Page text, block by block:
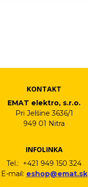
KONTAKT
EMAT elektro, s.r.o.
Pri Jelšine 3636/1
949 01 Nitra
INFOLINKA
Tel.: +421 949 150 324
E-mail: eshop@emat.sk